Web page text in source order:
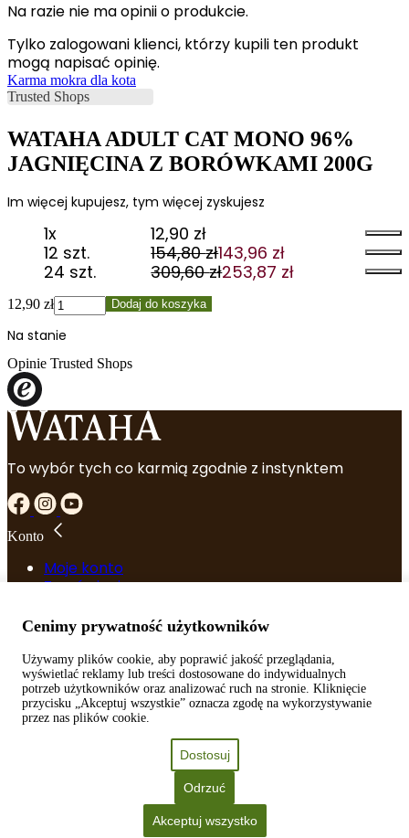
Na razie nie ma opinii o produkcie.
Tylko zalogowani klienci, którzy kupili ten produkt
mogą napisać opinię.
Karma mokra dla kota
WATAHA ADULT CAT MONO 96%
JAGNIĘCINA Z BORÓWKAMI 200G
Im więcej kupujesz, tym więcej zyskujesz
1x 12,90 zł
12 szt.
154,80zł
Pierwotna
cena
wynosiła:
154,80 zł.
143,96 zł
Aktualna
cena
wynosi:
143,96 zł.
24 szt. 309,60zł
Pierwotna
cena
wynosiła:
253,87 zł
Aktualna
cena
wynosi:
12,90 złilość
WATAHA
ADULT
MONO
Z
BORÓWKAMI
Dodaj do koszyka
Na stanie
Opinie Trusted Shops
To wybór tych co karmią zgodnie z instynktem
Konto
Moje konto
Zamówienia
Zapomniane hasło
Przydatne linki
Regulamin
Polityka prywatności
Cenimy prywatność użytkowników
Używamy plików cookie, aby poprawić jakość przeglądania,
wyświetlać reklamy lub treści dostosowane do indywidualnych
potrzeb użytkowników oraz analizować ruch na stronie. Kliknięcie
przycisku „Akceptuj wszystkie” oznacza zgodę na wykorzystywanie
przez nas plików cookie.
Dostosuj
Odrzuć
Akceptuj wszystko